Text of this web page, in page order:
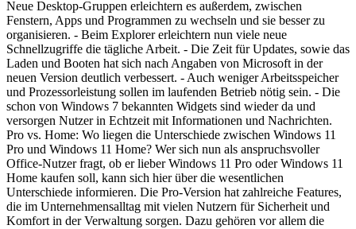
Neue Desktop-Gruppen erleichtern es außerdem, zwischen
Fenstern, Apps und Programmen zu wechseln und sie besser zu
organisieren. - Beim Explorer erleichtern nun viele neue
Schnellzugriffe die tägliche Arbeit. - Die Zeit für Updates, sowie das
Laden und Booten hat sich nach Angaben von Microsoft in der
neuen Version deutlich verbessert. - Auch weniger Arbeitsspeicher
und Prozessorleistung sollen im laufenden Betrieb nötig sein. - Die
schon von Windows 7 bekannten Widgets sind wieder da und
versorgen Nutzer in Echtzeit mit Informationen und Nachrichten.
Pro vs. Home: Wo liegen die Unterschiede zwischen Windows 11
Pro und Windows 11 Home? Wer sich nun als anspruchsvoller
Office-Nutzer fragt, ob er lieber Windows 11 Pro oder Windows 11
Home kaufen soll, kann sich hier über die wesentlichen
Unterschiede informieren. Die Pro-Version hat zahlreiche Features,
die im Unternehmensalltag mit vielen Nutzern für Sicherheit und
Komfort in der Verwaltung sorgen. Dazu gehören vor allem die